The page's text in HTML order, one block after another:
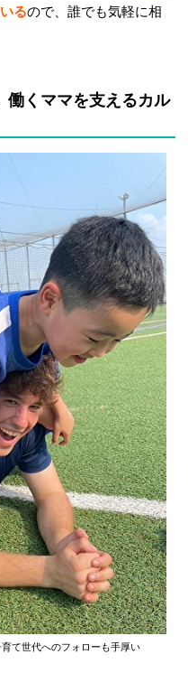
るので、誰でも気軽に相
働くママを支えるカル
て世代へのフォローも手厚い